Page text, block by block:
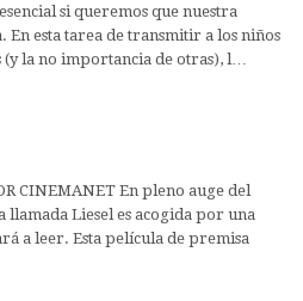
si queremos que nuestra
En esta tarea de transmitir a los niños
la no importancia de otras), l…
CINEMANET En pleno auge del
llamada Liesel es acogida por una
a leer. Esta película de premisa